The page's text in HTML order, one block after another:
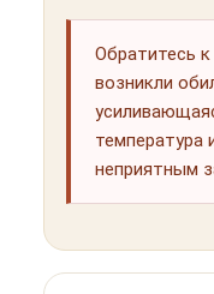
Обратитесь к
возникли
температура
неприятным